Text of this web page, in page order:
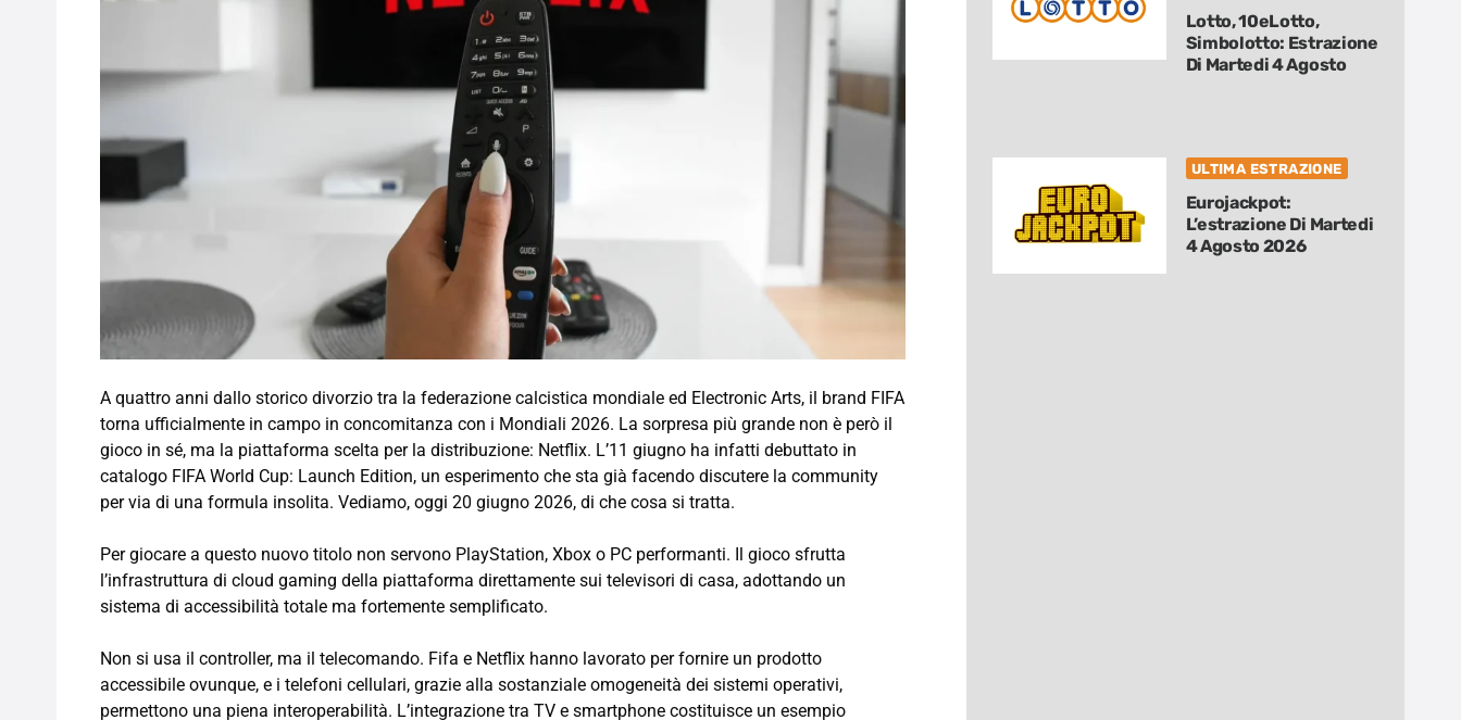
A quattro anni dallo storico divorzio tra la federazione calcistica mondiale ed Electronic Arts, il brand FIFA
torna ufficialmente in campo in concomitanza con i Mondiali 2026. La sorpresa più grande non è però il
gioco in sé, ma la piattaforma scelta per la distribuzione: Netflix. L’11 giugno ha infatti debuttato in
catalogo FIFA World Cup: Launch Edition, un esperimento che sta già facendo discutere la community
per via di una formula insolita. Vediamo, oggi 20 giugno 2026, di che cosa si tratta.
Per giocare a questo nuovo titolo non servono PlayStation, Xbox o PC performanti. Il gioco sfrutta
l’infrastruttura di cloud gaming della piattaforma direttamente sui televisori di casa, adottando un
sistema di accessibilità totale ma fortemente semplificato.
Non si usa il controller, ma il telecomando. Fifa e Netflix hanno lavorato per fornire un prodotto
accessibile ovunque, e i telefoni cellulari, grazie alla sostanziale omogeneità dei sistemi operativi,
permettono una piena interoperabilità. L’integrazione tra TV e smartphone costituisce un esempio
Lotto, 10eLotto,
Simbolotto: Estrazione
Di Martedi 4 Agosto
ULTIMA ESTRAZIONE
Eurojackpot:
L’estrazione Di Martedi
4 Agosto 2026